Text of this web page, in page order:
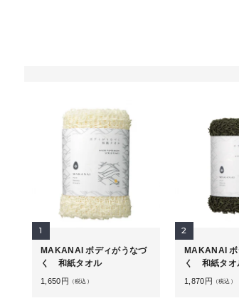
1
MAKANAI ボディがうなづ
く 和紙タオル
1,650円 （税込）
2
MAKANAI ボ
く 和紙タオ
1,870円 （税込）